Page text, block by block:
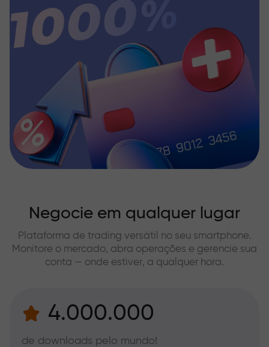
Negocie em qualquer lugar
Plataforma de trading versátil no seu smartphone.
Monitore o mercado, abra operações e gerencie sua
conta — onde estiver, a qualquer hora.
4.000.000
de downloads pelo mundo!